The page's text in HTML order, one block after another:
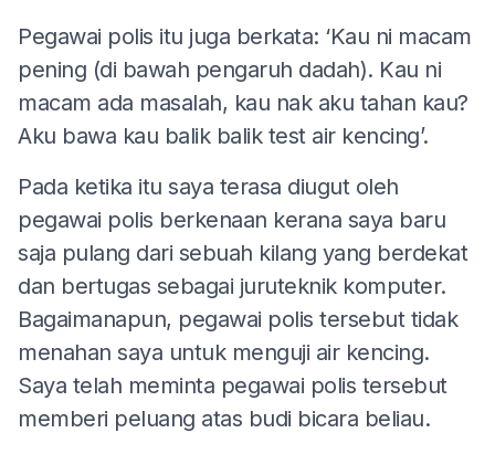
Pegawai polis itu juga berkata: ‘Kau ni macam
pening (di bawah pengaruh dadah). Kau ni
macam ada masalah, kau nak aku tahan kau?
Aku bawa kau balik balik test air kencing’.
Pada ketika itu saya terasa diugut oleh
pegawai polis berkenaan kerana saya baru
saja pulang dari sebuah kilang yang berdekat
dan bertugas sebagai juruteknik komputer.
Bagaimanapun, pegawai polis tersebut tidak
menahan saya untuk menguji air kencing.
Saya telah meminta pegawai polis tersebut
memberi peluang atas budi bicara beliau.